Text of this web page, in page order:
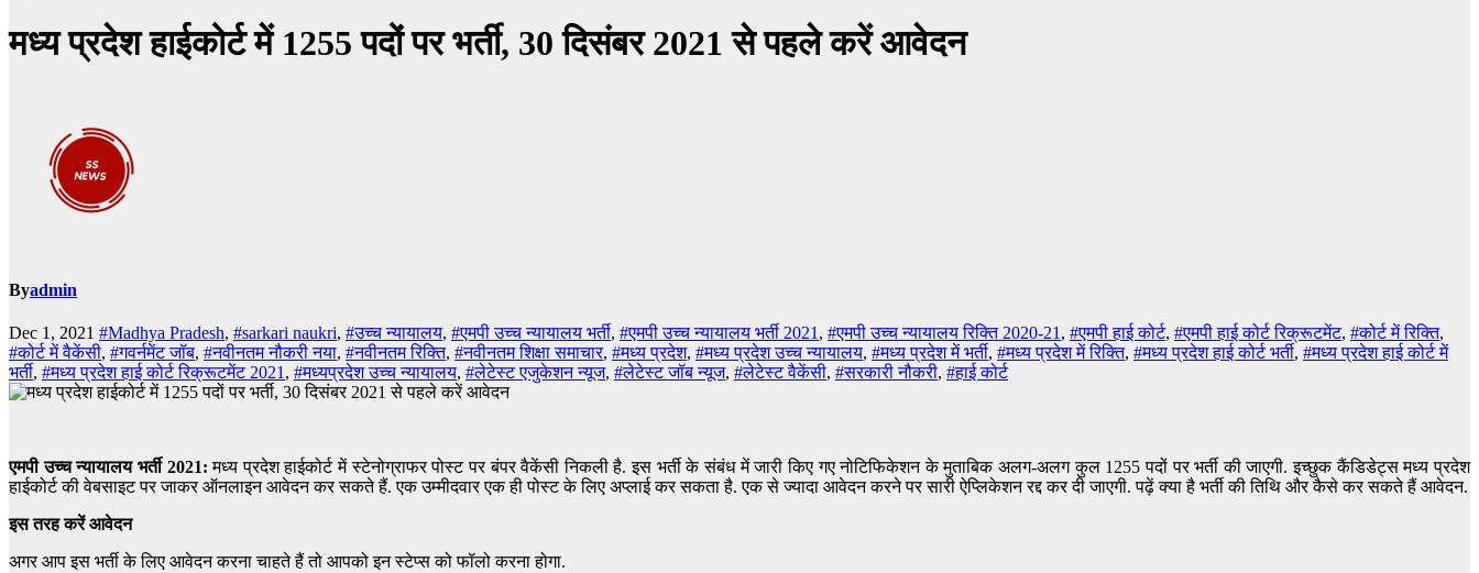
मध्य प्रदेश हाईकोर्ट में 1255 पदों पर भर्ती, 30 दिसंबर 2021 से पहले करें आवेदन
Byadmin
Dec 1, 2021 #Madhya Pradesh, #sarkari naukri, #उच्च न्यायालय, #एमपी उच्च न्यायालय भर्ती, #एमपी उच्च न्यायालय भर्ती 2021, #एमपी उच्च न्यायालय रिक्ति 2020-21, #एमपी हाई कोर्ट, #एमपी हाई कोर्ट रिक्रूटमेंट, #कोर्ट में रिक्ति,
#कोर्ट में वैकेंसी, #गवर्नमेंट जॉब, #नवीनतम नौकरी नया, #नवीनतम रिक्ति, #नवीनतम शिक्षा समाचार, #मध्य प्रदेश, #मध्य प्रदेश उच्च न्यायालय, #मध्य प्रदेश में भर्ती, #मध्य प्रदेश में रिक्ति, #मध्य प्रदेश हाई कोर्ट भर्ती, #मध्य प्रदेश हाई कोर्ट में
भर्ती, #मध्य प्रदेश हाई कोर्ट रिक्रूटमेंट 2021, #मध्यप्रदेश उच्च न्यायालय, #लेटेस्ट एजुकेशन न्यूज, #लेटेस्ट जॉब न्यूज, #लेटेस्ट वैकेंसी, #सरकारी नौकरी, #हाई कोर्ट
एमपी उच्च न्यायालय भर्ती 2021: मध्य प्रदेश हाईकोर्ट में स्टेनोग्राफर पोस्ट पर बंपर वैकेंसी निकली है. इस भर्ती के संबंध में जारी किए गए नोटिफिकेशन के मुताबिक अलग-अलग कुल 1255 पदों पर भर्ती की जाएगी. इच्छुक कैंडिडेट्स मध्य प्रदेश
हाईकोर्ट की वेबसाइट पर जाकर ऑनलाइन आवेदन कर सकते हैं. एक उम्मीदवार एक ही पोस्ट के लिए अप्लाई कर सकता है. एक से ज्यादा आवेदन करने पर सारी ऐप्लिकेशन रद्द कर दी जाएगी. पढ़ें क्या है भर्ती की तिथि और कैसे कर सकते हैं आवेदन.
इस तरह करें आवेदन
अगर आप इस भर्ती के लिए आवेदन करना चाहते हैं तो आपको इन स्टेप्स को फॉलो करना होगा.